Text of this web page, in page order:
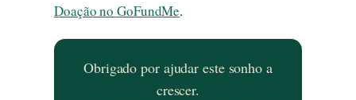
Doação no GoFundMe.
Obrigado por ajudar este sonho a
crescer.